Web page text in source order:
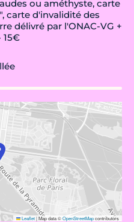
ou améthyste, carte
carte d'invalidité des
délivré par l'ONAC-VG +
15€
Leaflet|Map data ©OpenStreetMapcontributors